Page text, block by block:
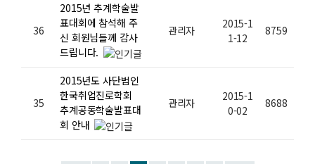
36
2015년 추계학술발
표대회에 참석해 주
신 회원님들께 감사
드립니다.
관리자
2015-1
1-12
8759
35
2015년도 사단법인
한국취업진로학회
추계공동학술발표대
회 안내
관리자
2015-1
0-02
8688